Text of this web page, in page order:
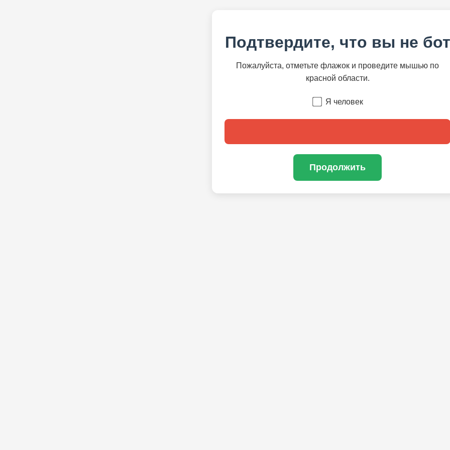
Подтвердите, что вы не бот
Пожалуйста, отметьте флажок и проведите мышью по
красной области.
Я человек
Продолжить